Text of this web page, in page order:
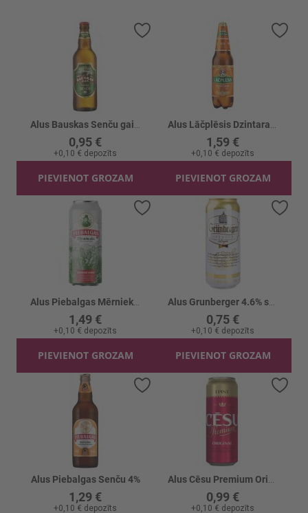
0,95 €
+0,10 € depozīts
PIEVIENOT GROZAM
Pievienot vēlmju sarakstam
1,59 €
+0,10 € depozīts
PIEVIENOT GROZAM
1,49 €
+0,10 € depozīts
PIEVIENOT GROZAM
Pievienot vēlmju sarakstam
0,75 €
+0,10 € depozīts
PIEVIENOT GROZAM
Alus Piebalgas Senču 4%
1,29 €
+0,10 € depozīts
Pievienot vēlmju sarakstam
0,99 €
+0,10 € depozīts